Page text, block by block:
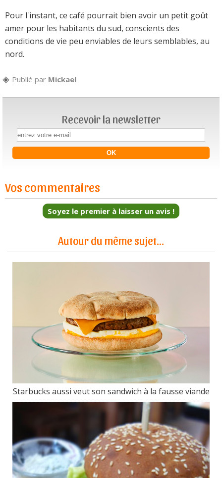
Pour l'instant, ce café pourrait bien avoir un petit goût
amer pour les habitants du sud, conscients des
conditions de vie peu enviables de leurs semblables, au
nord.
Publié par Mickael
Recevoir la newsletter
Vos commentaires
Soyez le premier à laisser un avis !
Autour du même sujet...
Starbucks aussi veut son sandwich à la fausse viande